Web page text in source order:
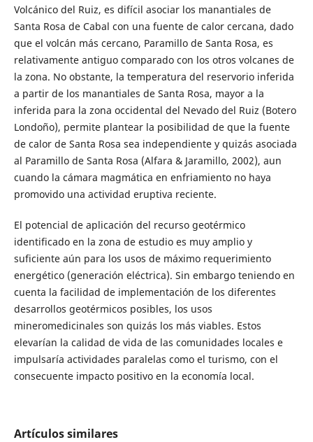
Volcánico del Ruiz, es difícil asociar los manantiales de
Santa Rosa de Cabal con una fuente de calor cercana, dado
que el volcán más cercano, Paramillo de Santa Rosa, es
relativamente antiguo comparado con los otros volcanes de
la zona. No obstante, la temperatura del reservorio inferida
a partir de los manantiales de Santa Rosa, mayor a la
inferida para la zona occidental del Nevado del Ruiz (Botero
Londoño), permite plantear la posibilidad de que la fuente
de calor de Santa Rosa sea independiente y quizás asociada
al Paramillo de Santa Rosa (Alfara & Jaramillo, 2002), aun
cuando la cámara magmática en enfriamiento no haya
promovido una actividad eruptiva reciente.
El potencial de aplicación del recurso geotérmico
identificado en la zona de estudio es muy amplio y
suficiente aún para los usos de máximo requerimiento
energético (generación eléctrica). Sin embargo teniendo en
cuenta la facilidad de implementación de los diferentes
desarrollos geotérmicos posibles, los usos
mineromedicinales son quizás los más viables. Estos
elevarían la calidad de vida de las comunidades locales e
impulsaría actividades paralelas como el turismo, con el
consecuente impacto positivo en la economía local.
Artículos similares